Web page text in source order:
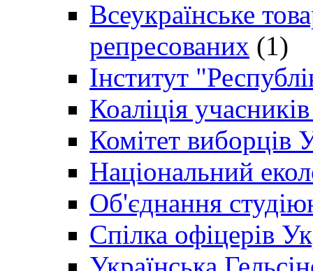
Всеукраїнське
репресованих (1)
Інститут
Коаліція
Комітет виборців
Національний
Об'єднання
Спілка офіцерів